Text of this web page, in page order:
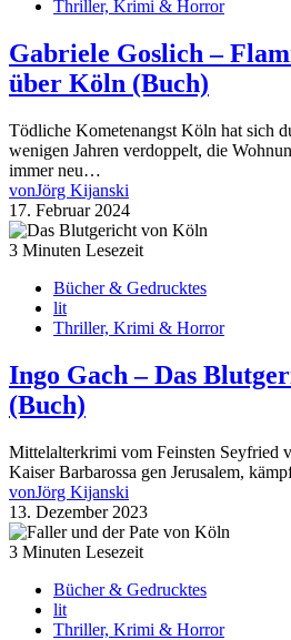
Thriller, Krimi & Horror
Gabriele Goslich –
über Köln (Buch)
Tödliche Kometenangst Köln hat sich
wenigen Jahren verdoppelt, die
immer neu…
vonJörg Kijanski
17. Februar 2024
3 Minuten Lesezeit
Bücher & Gedrucktes
lit
Thriller, Krimi & Horror
Ingo Gach – Das
(Buch)
Mittelalterkrimi vom Feinsten Seyfried
Kaiser Barbarossa gen Jerusalem,
vonJörg Kijanski
13. Dezember 2023
3 Minuten Lesezeit
Bücher & Gedrucktes
lit
Thriller, Krimi & Horror